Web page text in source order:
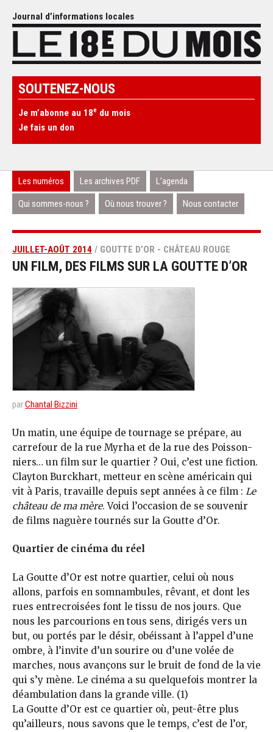
Journal d’informations locales
SOUTENEZ-NOUS
Je m’abonne au 18e du mois
Je fais un don
Les numéros Les archives PDF L’agenda
Qui sommes-nous ? Où nous trouver ? Nous contacter
JUILLET-AOÛT 2014 / GOUTTE D’OR - CHÂTEAU ROUGE
UN FILM, DES FILMS SUR LA GOUTTE D’OR
parChantal Bizzini
Un matin, une équipe de tournage se prépare, au
carrefour de la rue Myrha et de la rue des Poisson­
niers… un film sur le quartier ? Oui, c’est une fiction.
Clayton Burckhart, metteur en scène américain qui
vit à Paris, travaille depuis sept années à ce film : Le
château de ma mère. Voici l’occasion de se souvenir
de films naguère tournés sur la Goutte d’Or.
Quartier de cinéma du réel
La Goutte d’Or est notre quartier, celui où nous
allons, parfois en somnambules, rêvant, et dont les
rues entrecroisées font le tissu de nos jours. Que
nous les parcourions en tous sens, dirigés vers un
but, ou portés par le désir, obéissant à l’appel d’une
ombre, à l’invite d’un sourire ou d’une volée de
marches, nous avançons sur le bruit de fond de la vie
qui s’y mène. Le cinéma a su quelquefois montrer la
déambulation dans la grande ville. (1)
La Goutte d’Or est ce quartier où, peut-être plus
qu’ailleurs, nous savons que le temps, c’est de l’or,